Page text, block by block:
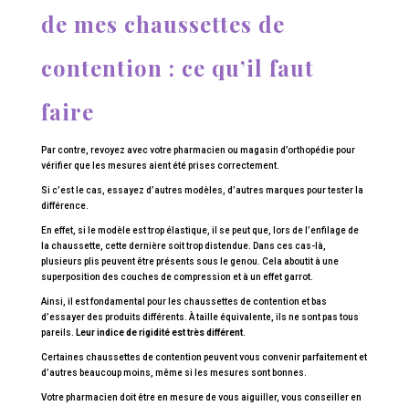
de mes chaussettes de
contention : ce qu’il faut
faire
Par contre, revoyez avec votre pharmacien ou magasin d’orthopédie pour
vérifier que les mesures aient été prises correctement.
Si c’est le cas, essayez d’autres modèles, d’autres marques pour tester la
différence.
En effet, si le modèle est trop élastique, il se peut que, lors de l’enfilage de
la chaussette, cette dernière soit trop distendue. Dans ces cas-là,
plusieurs plis peuvent être présents sous le genou. Cela aboutit à une
superposition des couches de compression et à un effet garrot.
Ainsi, il est fondamental pour les chaussettes de contention et bas
d’essayer des produits différents. À taille équivalente, ils ne sont pas tous
pareils.
Leur indice de rigidité est très différent.
Certaines chaussettes de contention peuvent vous convenir parfaitement et
d’autres beaucoup moins, même si les mesures sont bonnes.
Votre pharmacien doit être en mesure de vous aiguiller, vous conseiller en